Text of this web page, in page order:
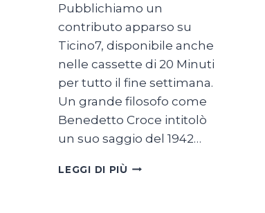
Pubblichiamo un
contributo apparso su
Ticino7, disponibile anche
nelle cassette di 20 Minuti
per tutto il fine settimana.
Un grande filosofo come
Benedetto Croce intitolò
un suo saggio del 1942…
LEGGI DI PIÙ CRISTIANI,